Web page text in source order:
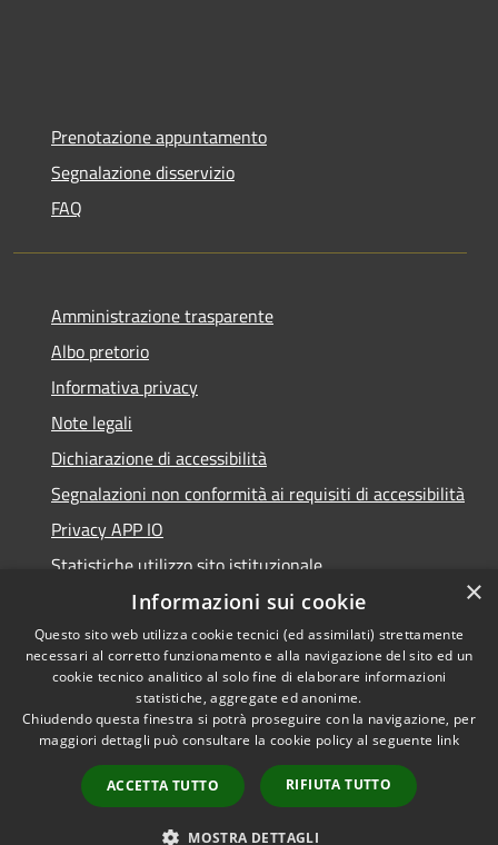
Prenotazione appuntamento
Segnalazione disservizio
FAQ
Amministrazione trasparente
Albo pretorio
Informativa privacy
Note legali
Dichiarazione di accessibilità
Segnalazioni non conformità ai requisiti di accessibilità
Privacy APP IO
Statistiche utilizzo sito istituzionale
Qualità dei Servizi Comunali
RSS
Accessibilità
Copyright © 2023 •
Città di Peschiera
Borromeo •
Powered byMunicipium
×
Informazioni sui cookie
Questo sito web utilizza cookie tecnici (ed assimilati) strettamente
necessari al corretto funzionamento e alla navigazione del sito ed un
cookie tecnico analitico al solo fine di elaborare informazioni
statistiche, aggregate ed anonime.
Chiudendo questa finestra si potrà proseguire con la navigazione, per
maggiori dettagli può consultare la cookie policy al seguente link
ACCETTA TUTTO RIFIUTA TUTTO
MOSTRA DETTAGLI